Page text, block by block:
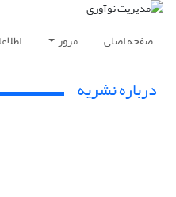
صفحه اصلی مرور
درباره نشریه